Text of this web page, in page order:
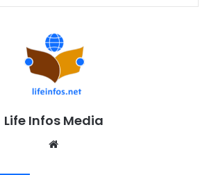
Life Infos Media